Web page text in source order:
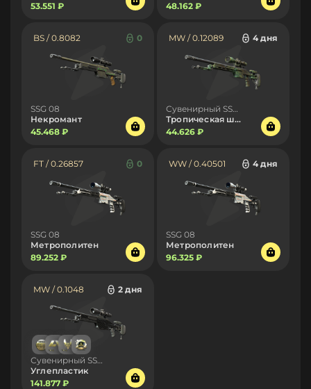
53.551 ₽
48.162 ₽
BS / 0.8082 0
SSG 08
Некромант
45.468 ₽
MW / 0.12089 4 дня
Тропическая штриховка
44.626 ₽
FT / 0.26857 0
SSG 08
Метрополитен
89.252 ₽
WW / 0.40501 4 дня
SSG 08
Метрополитен
96.325 ₽
MW / 0.1048 2 дня
Углепластик
141.877 ₽